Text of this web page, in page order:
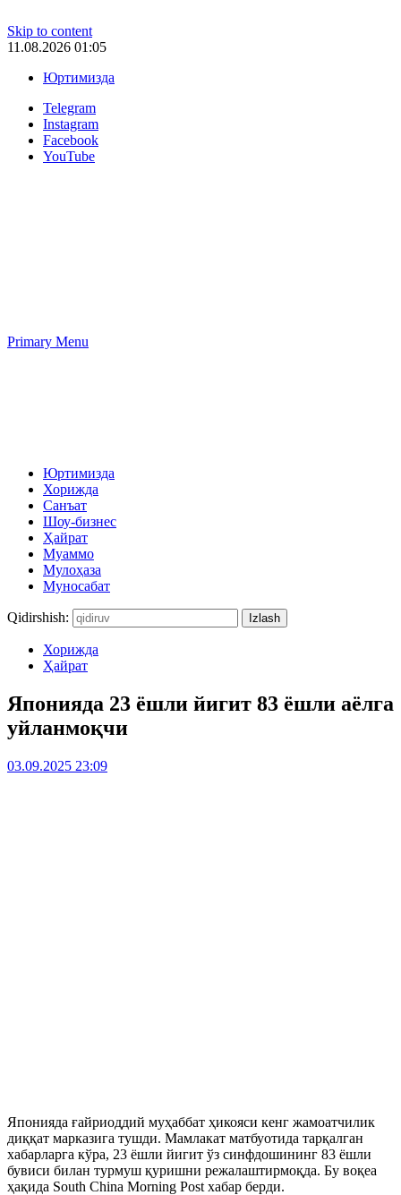
Skip to content
11.08.2026 01:05
Юртимизда
Telegram
Instagram
Facebook
YouTube
Primary Menu
Юртимизда
Хорижда
Санъат
Шоу-бизнес
Ҳайрат
Муаммо
Мулоҳаза
Муносабат
Qidirshish:
Хорижда
Ҳайрат
Японияда 23 ёшли йигит 83 ёшли аёлга
уйланмоқчи
03.09.2025 23:09
Японияда ғайриоддий муҳаббат ҳикояси кенг жамоатчилик
диққат марказига тушди. Мамлакат матбуотида тарқалган
хабарларга кўра, 23 ёшли йигит ўз синфдошининг 83 ёшли
бувиси билан турмуш қуришни режалаштирмоқда. Бу воқеа
ҳақида South China Morning Post хабар берди.